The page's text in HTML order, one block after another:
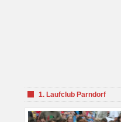
1. Laufclub Parndorf